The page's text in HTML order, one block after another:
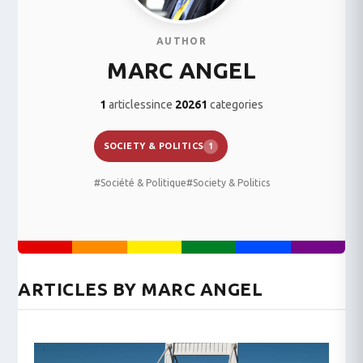
AUTHOR
MARC ANGEL
1 articlessince 20261 categories
SOCIETY & POLITICS 1
#Société & Politique#Society & Politics
ARTICLES BY MARC ANGEL